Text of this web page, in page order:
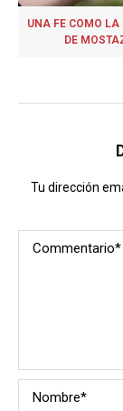
UNA FE COMO LA
DE
Tu dirección